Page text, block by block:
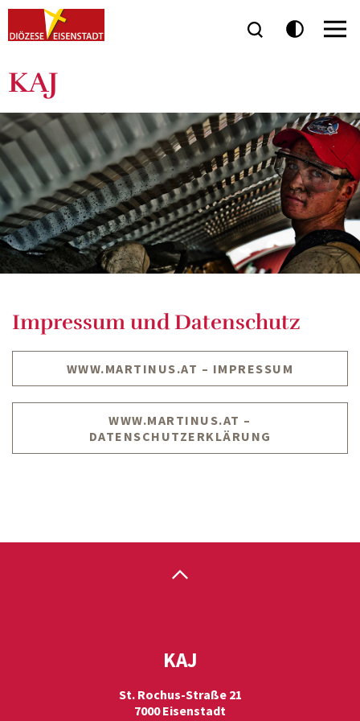
KAJ
Impressum und Datenschutz
WWW.MARTINUS.AT – IMPRESSUM
WWW.MARTINUS.AT –
DATENSCHUTZERKLÄRUNG
KAJ
St. Rochus-Straße 21
7000 Eisenstadt